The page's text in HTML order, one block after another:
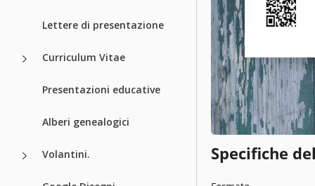
Lettere di presentazione
Curriculum Vitae
Presentazioni educative
Alberi genealogici
Volantini. Specifiche